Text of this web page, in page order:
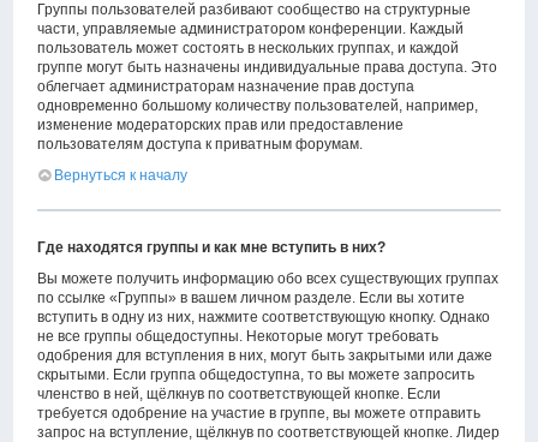
Группы пользователей разбивают сообщество на структурные
части, управляемые администратором конференции. Каждый
пользователь может состоять в нескольких группах, и каждой
группе могут быть назначены индивидуальные права доступа. Это
облегчает администраторам назначение прав доступа
одновременно большому количеству пользователей, например,
изменение модераторских прав или предоставление
пользователям доступа к приватным форумам.
Вернуться к началу
Где находятся группы и как мне вступить в них?
Вы можете получить информацию обо всех существующих группах
по ссылке «Группы» в вашем личном разделе. Если вы хотите
вступить в одну из них, нажмите соответствующую кнопку. Однако
не все группы общедоступны. Некоторые могут требовать
одобрения для вступления в них, могут быть закрытыми или даже
скрытыми. Если группа общедоступна, то вы можете запросить
членство в ней, щёлкнув по соответствующей кнопке. Если
требуется одобрение на участие в группе, вы можете отправить
запрос на вступление, щёлкнув по соответствующей кнопке. Лидер